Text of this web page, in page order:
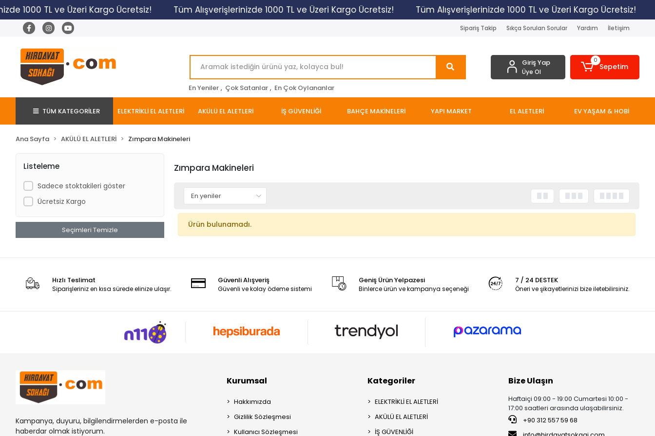
1000 TL ve Üzeri Kargo Ücretsiz! Tüm Alışverişlerinizde 1000 TL ve Üzeri Kargo Ücretsiz! Tüm Alışverişlerinizde 1000 TL ve Üzeri Kargo Ücretsiz!
Sipariş Takip Sıkça Sorulan Sorular Yardım İletişim
En Yeniler , Çok Satanlar , En Çok Oylananlar
Giriş Yap
Üye Ol
0
Sepetim
TÜM KATEGORİLER ELEKTRİKLİ EL ALETLERİ AKÜLÜ EL ALETLERİ İŞ GÜVENLİĞİ BAHÇE MAKİNELERİ YAPI MARKET EL ALETLERİ EV YAŞAM & HOBİ
Ana Sayfa AKÜLÜ EL ALETLERİ Zımpara Makineleri
Listeleme
Sadece stoktakileri göster
Ücretsiz Kargo
Seçimleri Temizle
Zımpara Makineleri
Ürün bulunamadı.
Hızlı Teslimat
Siparişleriniz en kısa sürede elinize ulaşır.
Güvenli Alışveriş
Güvenli ve kolay ödeme sistemi
Geniş Ürün Yelpazesi
Binlerce ürün ve kampanya seçeneği
7 / 24 DESTEK
Öneri ve şikayetlerinizi bize iletebilirsiniz.
Kampanya, duyuru, bilgilendirmelerden e-posta ile
haberdar olmak istiyorum.
Kurumsal
Hakkımızda
Gizlilik Sözleşmesi
Kullanıcı Sözleşmesi
Kategoriler
ELEKTRİKLİ EL ALETLERİ
AKÜLÜ EL ALETLERİ
İŞ GÜVENLİĞİ
Bize Ulaşın
Haftaiçi 09:00 - 19:00 Cumartesi 10:00 -
17:00 saatleri arasında ulaşabilirsiniz.
+90 312 557 59 68